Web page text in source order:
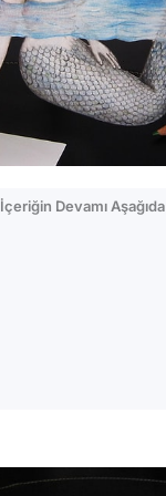
İçeriğin Devamı Aşağıda